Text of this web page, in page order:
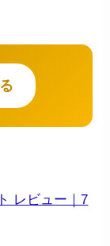
レビュー｜7